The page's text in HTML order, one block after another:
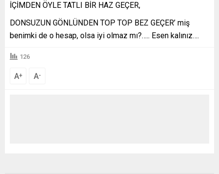
İÇİMDEN ÖYLE TATLI BİR HAZ GEÇER,
DONSUZUN GÖNLÜNDEN TOP TOP BEZ GEÇER’ miş
benimki de o hesap, olsa iyi olmaz mı?….. Esen kalınız….
126
A+ A-